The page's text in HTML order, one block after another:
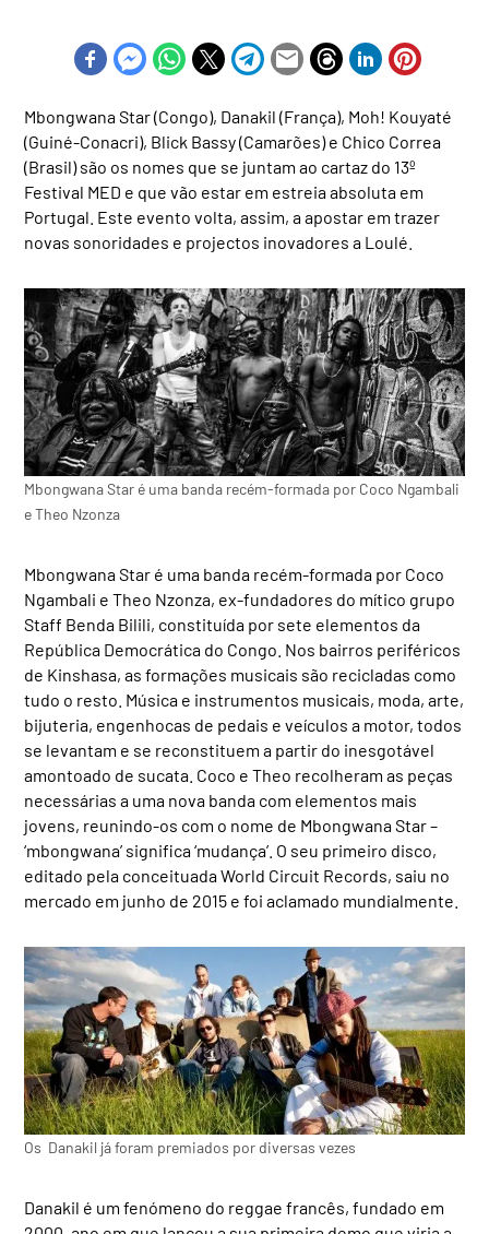
Mbongwana Star (Congo), Danakil (França), Moh! Kouyaté
(Guiné-Conacri), Blick Bassy (Camarões) e Chico Correa
(Brasil) são os nomes que se juntam ao cartaz do 13º
Festival MED e que vão estar em estreia absoluta em
Portugal. Este evento volta, assim, a apostar em trazer
novas sonoridades e projectos inovadores a Loulé.
Mbongwana Star é uma banda recém-formada por Coco Ngambali
e Theo Nzonza
Mbongwana Star é uma banda recém-formada por Coco
Ngambali e Theo Nzonza, ex-fundadores do mítico grupo
Staff Benda Bilili, constituída por sete elementos da
República Democrática do Congo. Nos bairros periféricos
de Kinshasa, as formações musicais são recicladas como
tudo o resto. Música e instrumentos musicais, moda, arte,
bijuteria, engenhocas de pedais e veículos a motor, todos
se levantam e se reconstituem a partir do inesgotável
amontoado de sucata. Coco e Theo recolheram as peças
necessárias a uma nova banda com elementos mais
jovens, reunindo-os com o nome de Mbongwana Star –
‘mbongwana’ significa ‘mudança’. O seu primeiro disco,
editado pela conceituada World Circuit Records, saiu no
mercado em junho de 2015 e foi aclamado mundialmente.
Os Danakil já foram premiados por diversas vezes
Danakil é um fenómeno do reggae francês, fundado em